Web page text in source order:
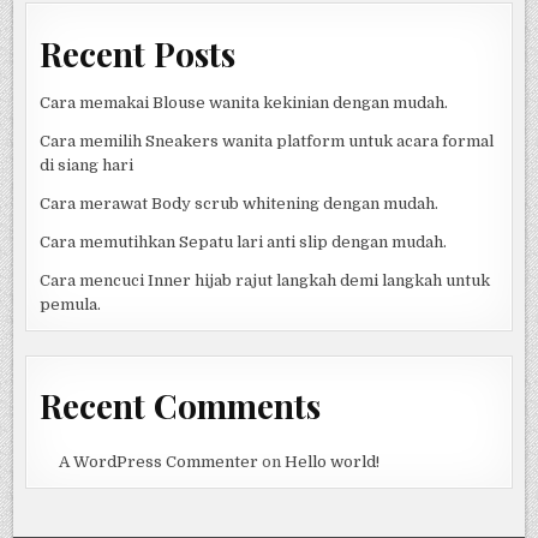
Recent Posts
Cara memakai Blouse wanita kekinian dengan mudah.
Cara memilih Sneakers wanita platform untuk acara formal
di siang hari
Cara merawat Body scrub whitening dengan mudah.
Cara memutihkan Sepatu lari anti slip dengan mudah.
Cara mencuci Inner hijab rajut langkah demi langkah untuk
pemula.
Recent Comments
A WordPress Commenter on Hello world!